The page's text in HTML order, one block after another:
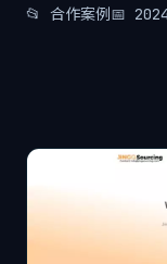
📂 合作案例📅